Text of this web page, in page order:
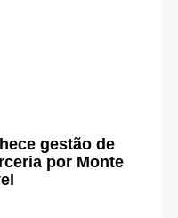
gestão de
por Monte